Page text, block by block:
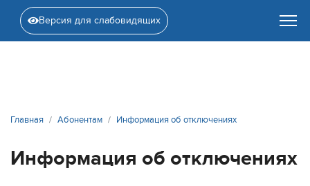
Версия для слабовидящих
Главная Абонентам Информация об отключениях
Информация об отключениях